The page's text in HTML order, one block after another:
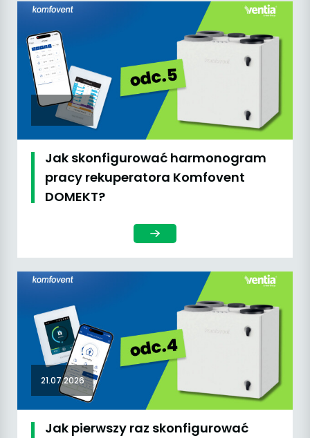
Jak skonfigurować harmonogram
pracy rekuperatora Komfovent
DOMEKT?
21.07.2026
Jak pierwszy raz skonfigurować